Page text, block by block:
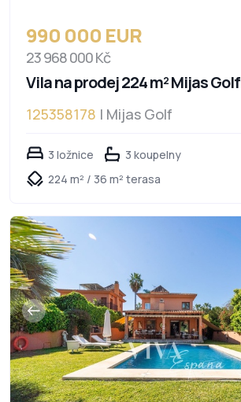
990 000 EUR
23 968 000 Kč
Vila na prodej 224 m² Mijas Golf
125358178 | Mijas Golf
3 ložnice
3 koupelny
224 m² / 36 m² terasa